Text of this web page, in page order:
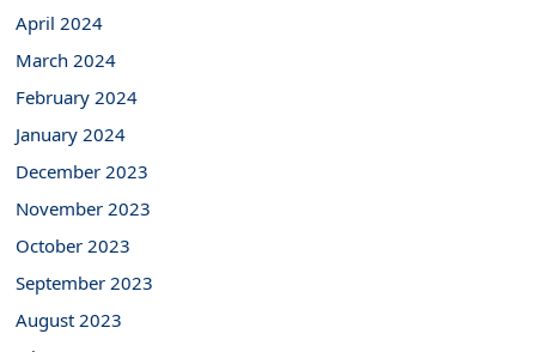
April 2024
March 2024
February 2024
January 2024
December 2023
November 2023
October 2023
September 2023
August 2023